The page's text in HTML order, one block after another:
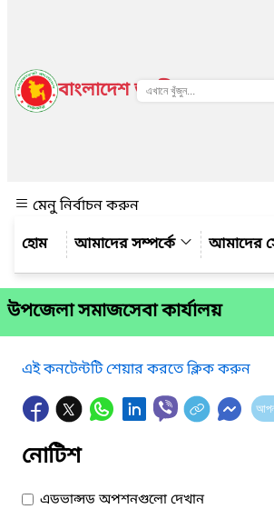
বাংলাদেশ জাতীয় তথ্য বাতায়ন
মেনু নির্বাচন করুন
আমাদের সম্পর্কে
আমাদের
উপজেলা সমাজসেবা কার্যালয়
এই কনটেন্টটি শেয়ার করতে ক্লিক করুন
নোটিশ
এডভান্সড অপশনগুলো দেখান